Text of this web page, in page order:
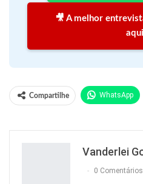
🎥 A melhor
Compartilhe WhatsApp
Vanderlei
0 Comentários